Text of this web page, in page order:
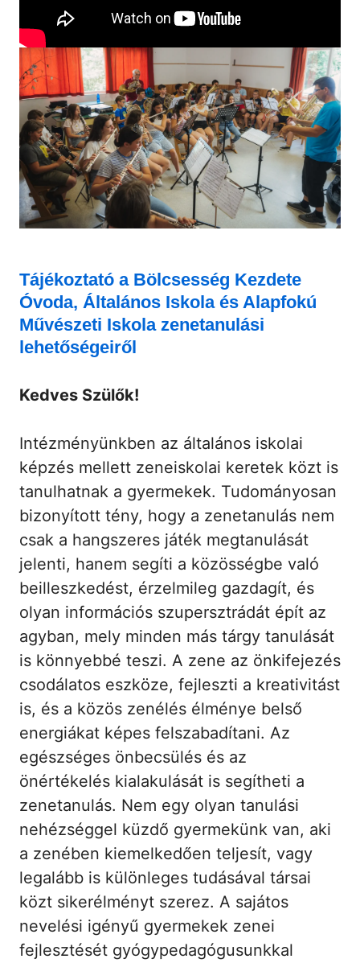
Tájékoztató a Bölcsesség Kezdete
Óvoda, Általános Iskola és Alapfokú
Művészeti Iskola zenetanulási
lehetőségeiről
Kedves Szülők!
Intézményünkben az általános iskolai
képzés mellett zeneiskolai keretek közt is
tanulhatnak a gyermekek. Tudományosan
bizonyított tény, hogy a zenetanulás nem
csak a hangszeres játék megtanulását
jelenti, hanem segíti a közösségbe való
beilleszkedést, érzelmileg gazdagít, és
olyan információs szupersztrádát épít az
agyban, mely minden más tárgy tanulását
is könnyebbé teszi. A zene az önkifejezés
csodálatos eszköze, fejleszti a kreativitást
is, és a közös zenélés élménye belső
energiákat képes felszabadítani. Az
egészséges önbecsülés és az
önértékelés kialakulását is segítheti a
zenetanulás. Nem egy olyan tanulási
nehézséggel küzdő gyermekünk van, aki
a zenében kiemelkedően teljesít, vagy
legalább is különleges tudásával társai
közt sikerélményt szerez. A sajátos
nevelési igényű gyermekek zenei
fejlesztését gyógypedagógusunkkal